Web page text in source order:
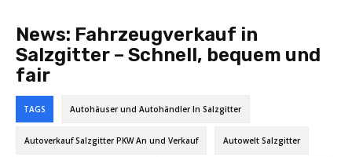
News: Fahrzeugverkauf in
Salzgitter – Schnell, bequem und
fair
TAGS Autohäuser und Autohändler In Salzgitter
Autoverkauf Salzgitter PKW An und Verkauf Autowelt Salzgitter